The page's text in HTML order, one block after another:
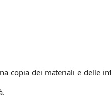
copia dei materiali e delle